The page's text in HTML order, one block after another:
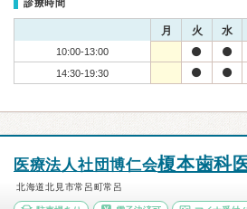
診療時間
月 火 水
10:00-13:00
14:30-19:30
医療法人社団博仁会榎本歯科
北海道北見市常呂町常呂